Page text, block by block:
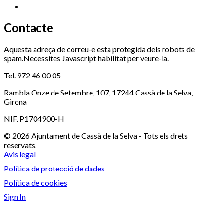
Contacte
Aquesta adreça de correu-e està protegida dels robots de
spam.Necessites Javascript habilitat per veure-la.
Tel. 972 46 00 05
Rambla Onze de Setembre, 107, 17244 Cassà de la Selva,
Girona
NIF. P1704900-H
© 2026 Ajuntament de Cassà de la Selva - Tots els drets
reservats.
Avis legal
Política de protecció de dades
Política de cookies
Sign In